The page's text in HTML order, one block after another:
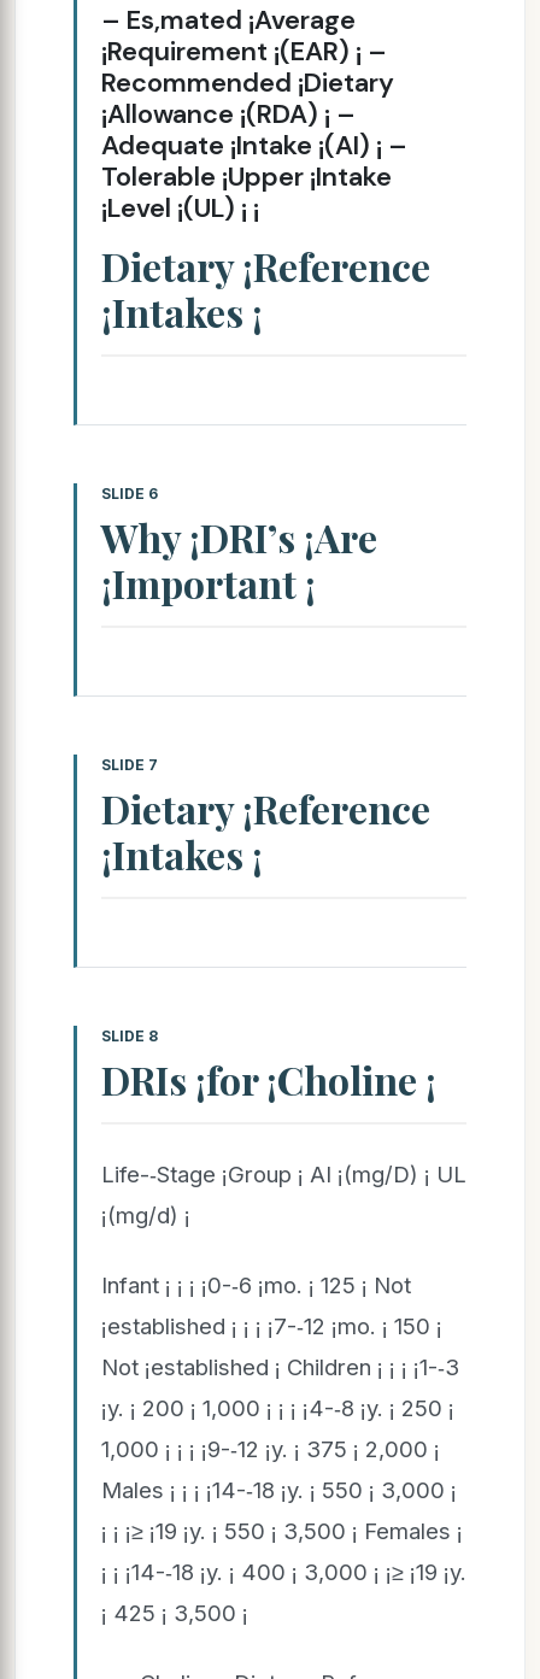
– Es,mated ¡Average
¡Requirement ¡(EAR) ¡ –
Recommended ¡Dietary
¡Allowance ¡(RDA) ¡ –
Adequate ¡Intake ¡(AI) ¡ –
Tolerable ¡Upper ¡Intake
¡Level ¡(UL) ¡ ¡
Dietary ¡Reference
¡Intakes ¡
SLIDE 6
Why ¡DRI’s ¡Are
¡Important ¡
SLIDE 7
Dietary ¡Reference
¡Intakes ¡
SLIDE 8
DRIs ¡for ¡Choline ¡
Life-­‑Stage ¡Group ¡ AI ¡(mg/D) ¡ UL
¡(mg/d) ¡
Infant ¡ ¡ ¡ ¡0-­‑6 ¡mo. ¡ 125 ¡ Not
¡established ¡ ¡ ¡ ¡7-­‑12 ¡mo. ¡ 150 ¡
Not ¡established ¡ Children ¡ ¡ ¡ ¡1-­‑3
¡y. ¡ 200 ¡ 1,000 ¡ ¡ ¡ ¡4-­‑8 ¡y. ¡ 250 ¡
1,000 ¡ ¡ ¡ ¡9-­‑12 ¡y. ¡ 375 ¡ 2,000 ¡
Males ¡ ¡ ¡ ¡14-­‑18 ¡y. ¡ 550 ¡ 3,000 ¡
¡ ¡ ¡≥ ¡19 ¡y. ¡ 550 ¡ 3,500 ¡ Females ¡
¡ ¡ ¡14-­‑18 ¡y. ¡ 400 ¡ 3,000 ¡ ¡≥ ¡19 ¡y.
¡ 425 ¡ 3,500 ¡